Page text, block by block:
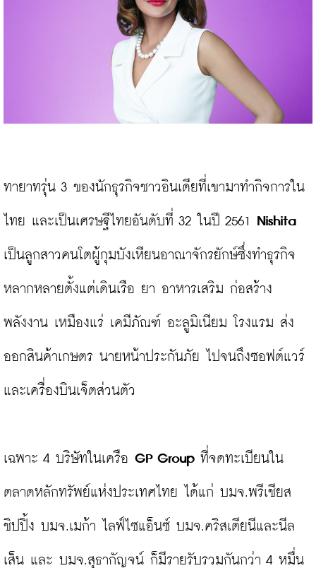
ทายาทรุ่น 3 ของนักธุรกิจชาวอินเดียที่เขามาทำกิจการใน
ไทย และเป็นเศรษฐีไทยอันดับที่ 32 ในปี 2561 Nishita
เป็นลูกสาวคนโตผู้กุมบังเหียนอาณาจักรยักษ์ซึ่งทำธุรกิจ
หลากหลายตั้งแต่เดินเรือ ยา อาหารเสริม ก่อสร้าง
พลังงาน เหมืองแร่ เคมีภัณฑ์ อะลูมิเนียม โรงแรม ส่ง
ออกสินค้าเกษตร นายหน้าประกันภัย ไปจนถึงซอฟต์แวร์
และเครื่องบินเจ็ตส่วนตัว
เฉพาะ 4 บริษัทในเครือ GP Group ที่จดทะเบียนใน
ตลาดหลักทรัพย์แห่งประเทศไทย ได้แก่ บมจ.พรีเชียส
ชิปปิ้ง บมจ.เมก้า ไลฟ์ไซแอ็นซ์ บมจ.คริสเตียนีและนีล
เส็น และ บมจ.สุธากัญจน์ ก็มีรายรับรวมกันกว่า 4 หมื่น